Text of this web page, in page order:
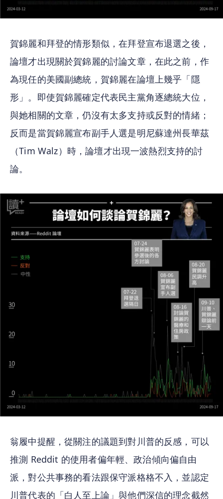
賀錦麗和拜登的情形類似，在拜登宣布退選之後，
論壇才出現關於賀錦麗的討論文章，在此之前，作
為現任的美國副總統，賀錦麗在論壇上幾乎「隱
形」。即使賀錦麗確定代表民主黨角逐總統大位，
與她相關的文章，仍沒有太多支持或反對的情緒；
反而是當賀錦麗宣布副手人選是明尼蘇達州長華茲
（Tim Walz）時，論壇才出現一波熱烈支持的討
論。
翁履中提醒，從關注的議題到對川普的反感，可以
推測 Reddit 的使用者偏年輕、政治傾向偏自由
派，對公共事務的看法跟保守派格格不入，並認定
川普代表的「白人至上論」與他們深信的理念截然